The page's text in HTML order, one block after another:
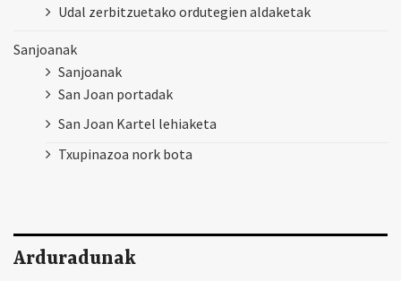
Udal zerbitzuetako ordutegien aldaketak
Sanjoanak
Sanjoanak
San Joan portadak
San Joan Kartel lehiaketa
Txupinazoa nork bota
Arduradunak